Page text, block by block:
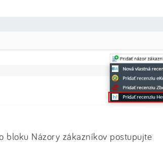
bloku Názory zákazníkov postupujte